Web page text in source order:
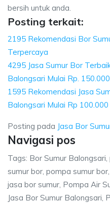
bersih untuk anda.
Posting terkait:
2195 Rekomendasi Bor
Terpercaya
4295 Jasa Sumur Bor
Balongsari Mulai Rp. 150.000
1595 Rekomendasi Jasa
Balongsari Mulai Rp
Posting pada Jasa Bor
Navigasi pos
Tags: Bor Sumur
sumur bor, pompa sumur
jasa bor sumur, Pompa Air
Jasa Bor Sumur Balongsari,